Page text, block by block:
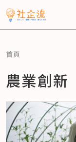
首頁
農業創新